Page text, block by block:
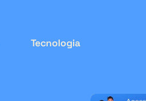
Tecnologia